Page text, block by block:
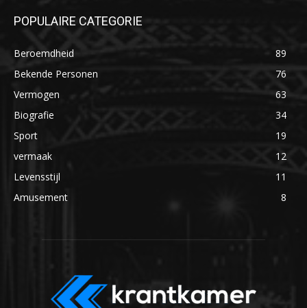
POPULAIRE CATEGORIE
Beroemdheid
89
Bekende Personen
76
Vermogen
63
Biografie
34
Sport
19
vermaak
12
Levensstijl
11
Amusement
8